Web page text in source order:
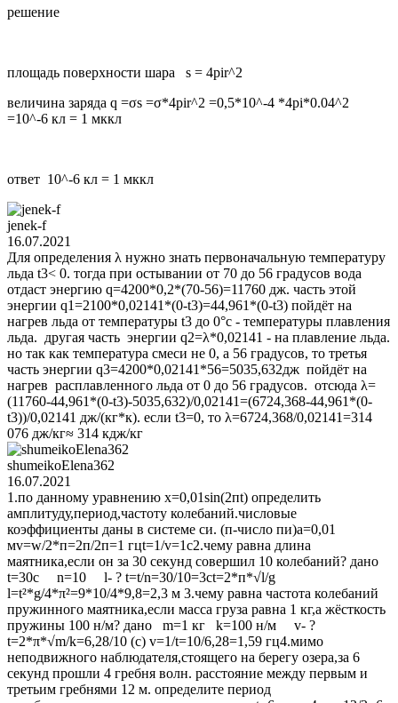
решение
площадь поверхности шара s = 4pir^2
величина заряда q =σs =σ*4pir^2 =0,5*10^-4 *4pi*0.04^2
=10^-6 кл = 1 мккл
ответ 10^-6 кл = 1 мккл
jenek-f
16.07.2021
Для определения λ нужно знать первоначальную температуру
льда t3< 0. тогда при остывании от 70 до 56 градусов вода
отдаст энергию q=4200*0,2*(70-56)=11760 дж. часть этой
энергии q1=2100*0,02141*(0-t3)=44,961*(0-t3) пойдёт на
нагрев льда от температуры t3 до 0°с - температуры плавления
льда. другая часть энергии q2=λ*0,02141 - на плавление льда.
но так как температура смеси не 0, а 56 градусов, то третья
часть энергии q3=4200*0,02141*56=5035,632дж пойдёт на
нагрев расплавленного льда от 0 до 56 градусов. отсюда λ=
(11760-44,961*(0-t3)-5035,632)/0,02141=(6724,368-44,961*(0-
t3))/0,02141 дж/(кг*к). если t3=0, то λ=6724,368/0,02141=314
076 дж/кг≈ 314 кдж/кг
shumeikoElena362
16.07.2021
1.по данному уравнению x=0,01sin(2пt) определить
амплитуду,период,частоту колебаний.числовые
коэффициенты даны в системе си. (п-число пи)a=0,01
мv=w/2*п=2п/2п=1 гцt=1/v=1c2.чему равна длина
маятника,если он за 30 секунд совершил 10 колебаний? дано
t=30c n=10 l- ? t=t/n=30/10=3ct=2*п*√l/g
l=t²*g/4*π²=9*10/4*9,8=2,3 м 3.чему равна частота колебаний
пружинного маятника,если масса груза равна 1 кг,а жёсткость
пружины 100 н/м? дано m=1 кг k=100 н/м v- ?
t=2*π*√m/k=6,28/10 (c) v=1/t=10/6,28=1,59 гц4.мимо
неподвижного наблюдателя,стоящего на берегу озера,за 6
секунд прошли 4 гребня волн. расстояние между первым и
третьим гребнями 12 м. определите период